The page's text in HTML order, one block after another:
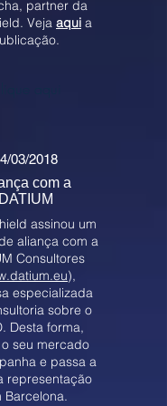
partner da
Veja aqui a
03/2018
com a
DATIUM
assinou um
aliança com a
Consultores
),
especializada
sobre o
Desta forma,
seu mercado
e passa a
representação
Barcelona.